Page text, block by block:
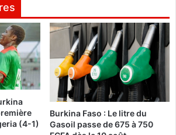
(4-1)
Burkina Faso : Le litre du
Gasoil passe de 675 à 750